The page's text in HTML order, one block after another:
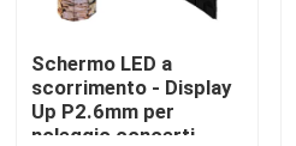
Casa.
Schermo LED a
scorrimento - Display
Up P2.6mm per
noleggio concerti,